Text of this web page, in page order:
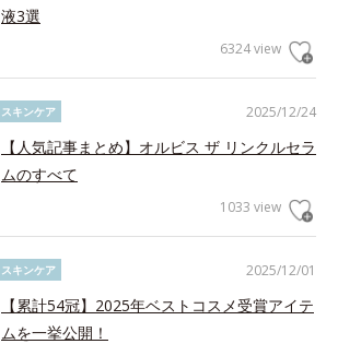
液3選
6324 view
2025/12/24
スキンケア
【人気記事まとめ】オルビス ザ リンクルセラ
ムのすべて
1033 view
2025/12/01
スキンケア
【累計54冠】2025年ベストコスメ受賞アイテ
ムを一挙公開！